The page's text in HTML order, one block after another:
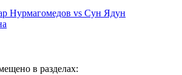
Нурмагомедов vs Сун Ядун
в разделах: